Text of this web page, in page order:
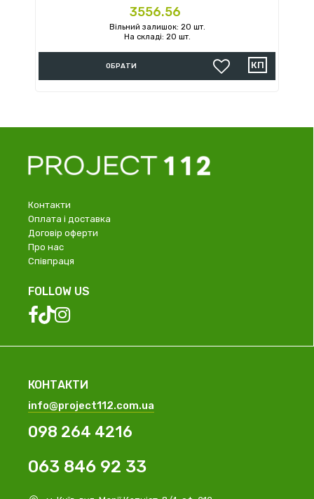
Ціна
3556.56
Вільний залишок: 20 шт.
На складі: 20 шт.
ОБРАТИ
Контакти
Оплата і доставка
Договір оферти
Про нас
Співпраця
FOLLOW US
КОНТАКТИ
info@project112.com.ua
098 264 4216
063 846 92 33